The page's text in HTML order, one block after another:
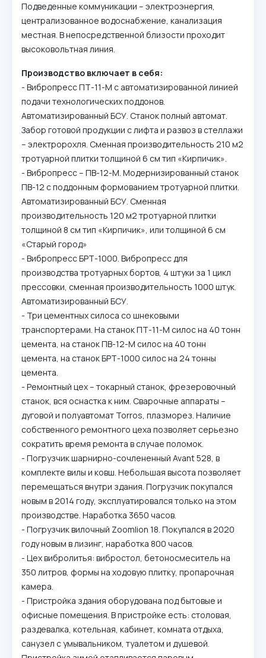
Подведенные коммуникации – электроэнергия,
централизованное водоснабжение, канализация
местная. В непосредственной близости проходит
высоковольтная линия.
Производство включает в себя:
- Вибропресс ПТ-11-М с автоматизированной линией
подачи технологических поддонов.
Автоматизированный БСУ. Станок полный автомат.
Забор готовой продукции с лифта и развоз в стеллажи
– электророхля. Сменная производительность 210 м2
тротуарной плитки толщиной 6 см тип «Кирпичик».
- Вибропресс – ПВ-12-М. Модернизированный станок
ПВ-12 с поддонным формованием тротуарной плитки.
Автоматизированный БСУ. Сменная
производительность 120 м2 тротуарной плитки
толщиной 8 см тип «Кирпичик», или толщиной 6 см
«Старый город»
- Вибропресс БРТ-1000. Вибропресс для
производства тротуарных бортов, 4 штуки за 1 цикл
прессовки, сменная производительность 1000 штук.
Автоматизированный БСУ.
- Три цементных силоса со шнековыми
транспортерами. На станок ПТ-11-М силос на 40 тонн
цемента, на станок ПВ-12-М силос на 40 тонн
цемента, на станок БРТ-1000 силос на 24 тонны
цемента.
- Ремонтный цех – токарный станок, фрезеровочный
станок, вся оснастка к ним. Сварочные аппараты –
дуговой и полуавтомат Torros, плазморез. Наличие
собственного ремонтного цеха позволяет серьезно
сократить время ремонта в случае поломок.
- Погрузчик шарнирно-сочлененный Avant 528, в
комплекте вилы и ковш. Небольшая высота позволяет
перемещаться внутри здания. Погрузчик покупался
новым в 2014 году, эксплуатировался только на этом
производстве. Наработка 3650 часов.
- Погрузчик вилочный Zoomlion 18. Покупался в 2020
году новым в лизинг, наработка 800 часов.
- Цех вибролитья: вибростол, бетоносмеситель на
350 литров, формы на ходовую плитку, пропарочная
камера.
- Пристройка здания оборудована под бытовые и
офисные помещения. В пристройке есть: столовая,
раздевалка, котельная, кабинет, комната отдыха,
санузел с умывальником, туалетом и душевой.